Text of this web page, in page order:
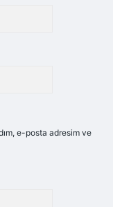
e-posta adresim ve